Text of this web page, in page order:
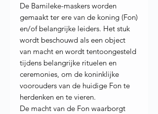
De Bamileke-maskers worden
gemaakt ter ere van de koning (Fon)
en/of belangrijke leiders. Het stuk
wordt beschouwd als een object
van macht en wordt tentoongesteld
tijdens belangrijke rituelen en
ceremonies, om de koninklijke
voorouders van de huidige Fon te
herdenken en te vieren.
De macht van de Fon waarborgt